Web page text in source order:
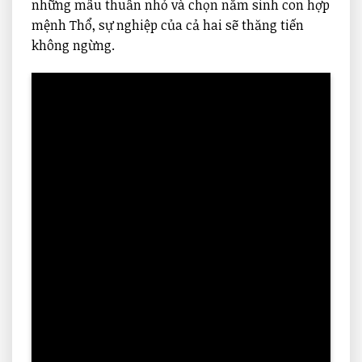
những mâu thuẫn nhỏ và chọn năm sinh con hợp
mệnh Thổ, sự nghiệp của cả hai sẽ thăng tiến
không ngừng.